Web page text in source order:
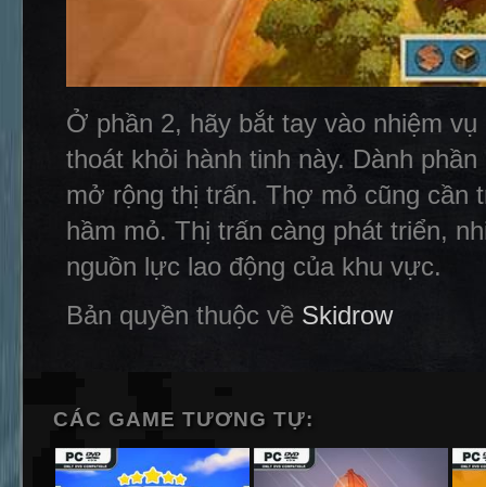
Ở phần 2, hãy bắt tay vào nhiệm
thoát khỏi hành tinh này. Dành
mở rộng thị trấn. Thợ mỏ cũng cần
hầm mỏ. Thị trấn càng phát triển,
nguồn lực lao động của khu vực.
Bản quyền thuộc về Skidrow
CÁC GAME TƯƠNG TỰ: